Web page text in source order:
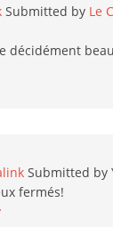
Submitted by Le
décidément
Submitted by
fermés!